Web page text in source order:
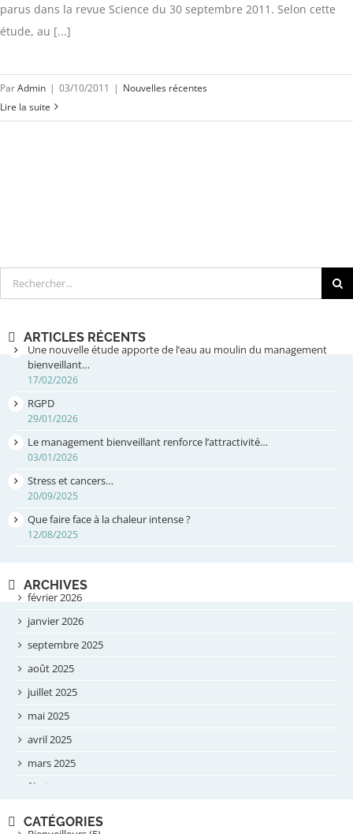
parus dans la revue Science du 30 septembre 2011. Selon cette
étude, au [...]
ParAdmin | 03/10/2011 | Nouvelles récentes
Lire la suite
Rechercher
ARTICLES RÉCENTS
Une nouvelle étude apporte de l’eau au moulin du management
bienveillant…
17/02/2026
RGPD
29/01/2026
Le management bienveillant renforce l’attractivité…
03/01/2026
Stress et cancers…
20/09/2025
Que faire face à la chaleur intense ?
12/08/2025
ARCHIVES
février 2026
janvier 2026
septembre 2025
août 2025
juillet 2025
mai 2025
avril 2025
mars 2025
février 2025
CATÉGORIES